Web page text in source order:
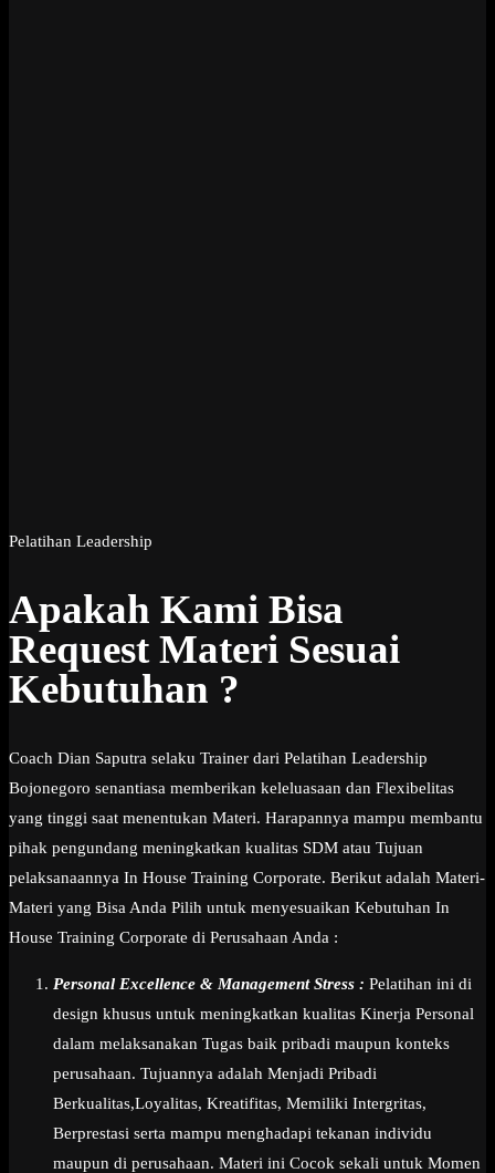
Pelatihan Leadership
Apakah Kami Bisa
Request Materi Sesuai
Kebutuhan ?
Coach Dian Saputra selaku Trainer dari Pelatihan Leadership
Bojonegoro senantiasa memberikan keleluasaan dan Flexibelitas
yang tinggi saat menentukan Materi. Harapannya mampu membantu
pihak pengundang meningkatkan kualitas SDM atau Tujuan
pelaksanaannya In House Training Corporate. Berikut adalah Materi-
Materi yang Bisa Anda Pilih untuk menyesuaikan Kebutuhan In
House Training Corporate di Perusahaan Anda :
Personal Excellence & Management Stress : Pelatihan ini di
design khusus untuk meningkatkan kualitas Kinerja Personal
dalam melaksanakan Tugas baik pribadi maupun konteks
perusahaan. Tujuannya adalah Menjadi Pribadi
Berkualitas,Loyalitas, Kreatifitas, Memiliki Intergritas,
Berprestasi serta mampu menghadapi tekanan individu
maupun di perusahaan. Materi ini Cocok sekali untuk Momen